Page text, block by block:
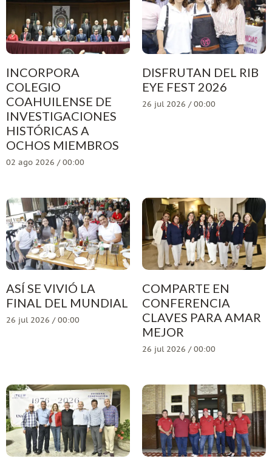
INCORPORA
COLEGIO
COAHUILENSE DE
INVESTIGACIONES
HISTÓRICAS A
OCHOS MIEMBROS
02 ago 2026 / 00:00
DISFRUTAN DEL RIB
EYE FEST 2026
26 jul 2026 / 00:00
ASÍ SE VIVIÓ LA
FINAL DEL MUNDIAL
26 jul 2026 / 00:00
COMPARTE EN
CONFERENCIA
CLAVES PARA AMAR
MEJOR
26 jul 2026 / 00:00